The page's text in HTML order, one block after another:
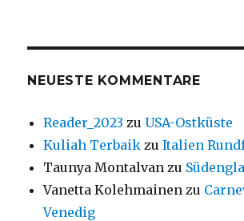
NEUESTE KOMMENTARE
Reader_2023 zuUSA-Ostküste
Kuliah Terbaik zuItalien
Taunya Montalvan zu
Vanetta Kolehmainen zu
Venedig